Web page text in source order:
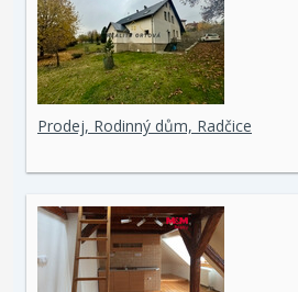
Prodej, Rodinný dům, Radčice